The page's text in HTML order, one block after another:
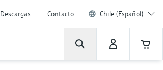
Descargas Contacto Chile (Español)